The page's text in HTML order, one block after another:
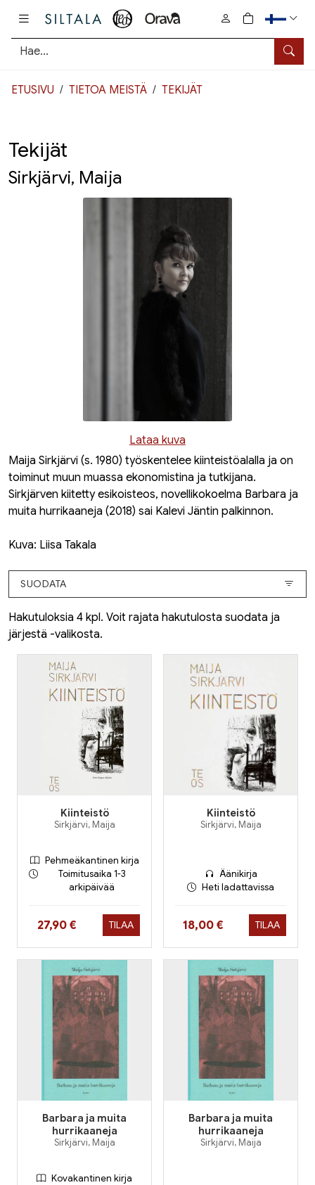
Hae
0
tuotetta
ETUSIVU TIETOA MEISTÄ TEKIJÄT
Tekijät
Sirkjärvi, Maija
Lataa kuva
Maija Sirkjärvi (s. 1980) työskentelee kiinteistöalalla ja on
toiminut muun muassa ekonomistina ja tutkijana.
Sirkjärven kiitetty esikoisteos, novellikokoelma Barbara ja
muita hurrikaaneja (2018) sai Kalevi Jäntin palkinnon.
Kuva: Liisa Takala
SUODATA
Hakutuloksia 4 kpl. Voit rajata hakutulosta suodata ja
järjestä -valikosta.
Kiinteistö
Sirkjärvi, Maija
Pehmeäkantinen kirja
Toimitusaika 1-3
arkipäivää
Hinta nyt
27,90 € TILAA
Kiinteistö
Sirkjärvi, Maija
Äänikirja
Heti ladattavissa
Hinta nyt
18,00 € TILAA
Barbara ja muita
hurrikaaneja
Sirkjärvi, Maija
Kovakantinen kirja
Barbara ja muita
hurrikaaneja
Sirkjärvi, Maija